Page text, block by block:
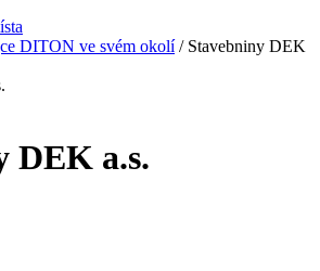
DITON ve svém okolí/ Stavebniny DEK
DEK a.s.